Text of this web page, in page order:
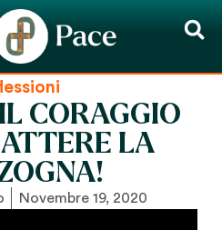
CORAGGIO
LA
Novembre 19, 2020